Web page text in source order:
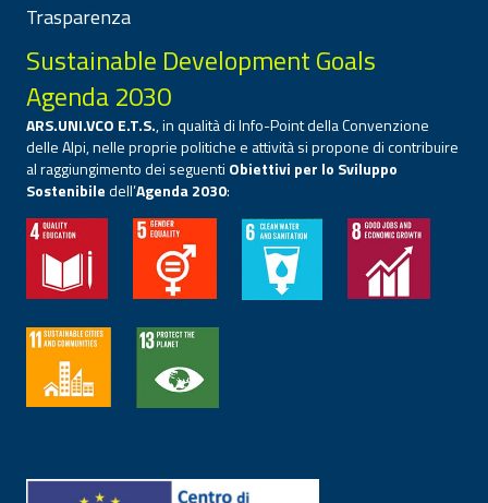
Trasparenza
Sustainable Development Goals
Agenda 2030
ARS.UNI.VCO E.T.S., in qualità di Info-Point della Convenzione
delle Alpi, nelle proprie politiche e attività si propone di contribuire
al raggiungimento dei seguenti Obiettivi per lo Sviluppo
Sostenibiledell’Agenda 2030: